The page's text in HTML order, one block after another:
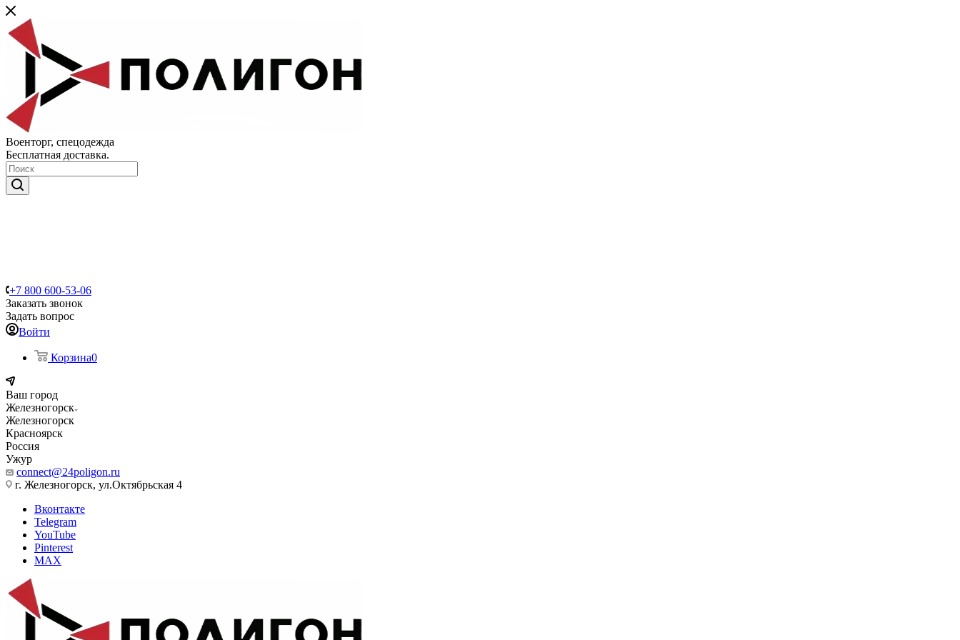
Военторг, спецодежда
Бесплатная доставка.
+7 800 600-53-06
Заказать звонок
Задать вопрос
Войти
Корзина0
Ваш город
Железногорск
Железногорск
Красноярск
Россия
Ужур
connect@24poligon.ru
г. Железногорск, ул.Октябрьская 4
Вконтакте
Telegram
YouTube
Pinterest
MAX